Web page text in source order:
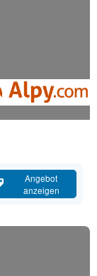
Angebot
anzeigen